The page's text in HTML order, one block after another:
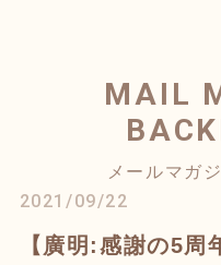
MAIL
メールマガ
2021/09/22
【廣明:感謝の5周